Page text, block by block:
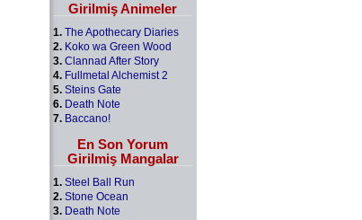
Girilmiş Animeler
1. The Apothecary Diaries
2. Koko wa Green Wood
3. Clannad After Story
4. Fullmetal Alchemist 2
5. Steins Gate
6. Death Note
7. Baccano!
En Son Yorum
Girilmiş Mangalar
1. Steel Ball Run
2. Stone Ocean
3. Death Note